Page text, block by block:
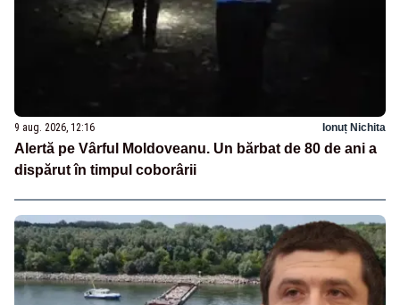
9 aug. 2026, 12:16 Ionuț Nichita
Alertă pe Vârful Moldoveanu. Un bărbat de 80 de ani a
dispărut în timpul coborârii